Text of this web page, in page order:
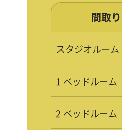
間取
スタジオルーム
1 ベッドルーム
2 ベッドルーム